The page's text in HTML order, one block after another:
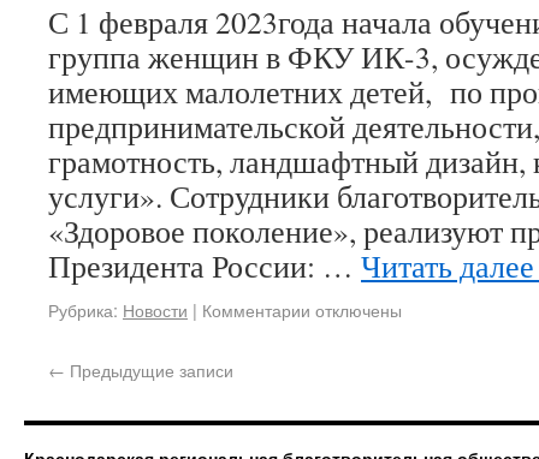
С 1 февраля 2023года начала
группа женщин в ФКУ ИК-3,
имеющих малолетних детей, по
предпринимательской
грамотность, ландшафтный дизайн,
услуги». Сотрудники
«Здоровое поколение», реализуют
Президента России: … Читать
Рубрика: Новости | Комментарии отключены
← Предыдущие записи